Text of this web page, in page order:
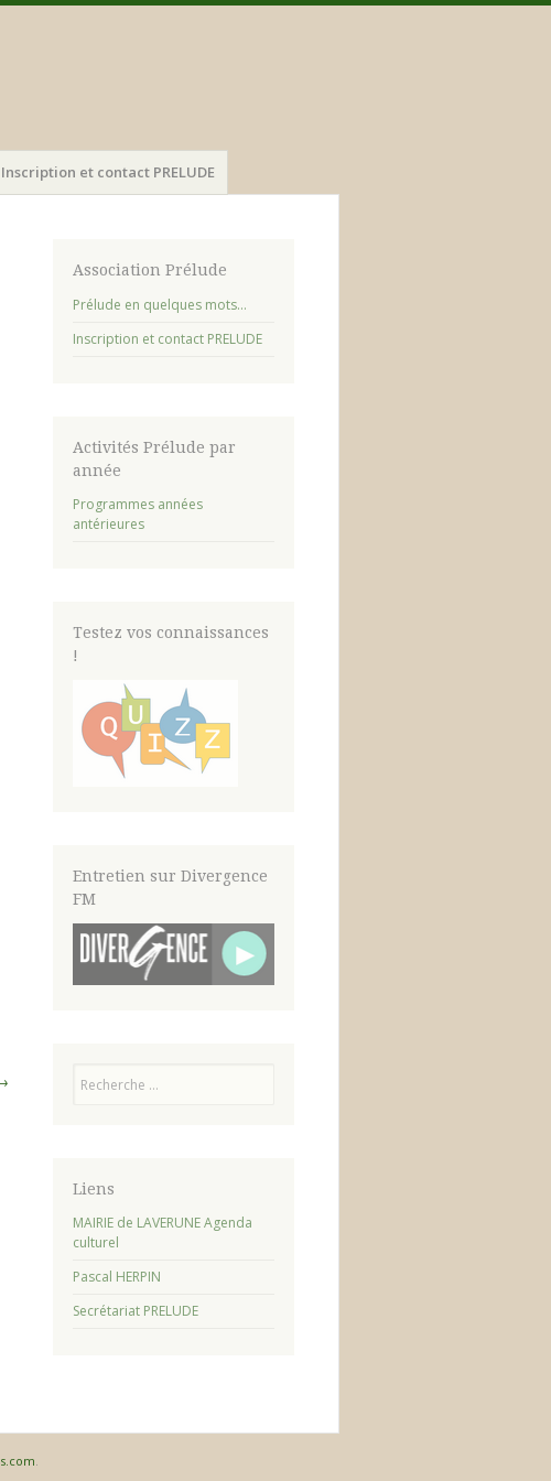
Inscription et contact PRELUDE
Association Prélude
Prélude en quelques mots…
Inscription et contact PRELUDE
Activités Prélude par
année
Programmes années
antérieures
Testez vos connaissances
!
Entretien sur Divergence
FM
Liens
MAIRIE de LAVERUNE Agenda
culturel
Pascal HERPIN
Secrétariat PRELUDE